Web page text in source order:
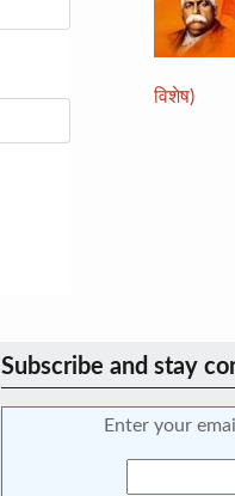
विशेष)
Subscribe and stay
Enter your